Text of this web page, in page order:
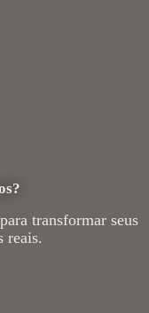
transformar seus
reais.